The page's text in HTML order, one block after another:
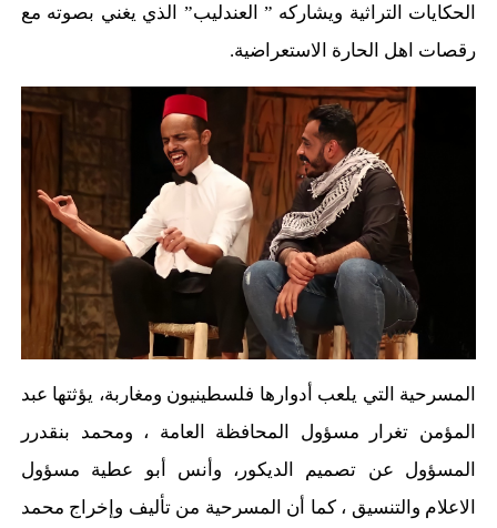
الحكايات التراثية ويشاركه ” العندليب” الذي يغني بصوته مع
رقصات اهل الحارة الاستعراضية.
المسرحية التي يلعب أدوارها فلسطينيون ومغاربة، يؤثتها عبد
المؤمن تغرار مسؤول المحافظة العامة ، ومحمد بنقدرر
المسؤول عن تصميم الديكور، وأنس أبو عطية
مسؤول
الاعلام والتنسيق ، كما أن المسرحية من تأليف وإخراج محمد